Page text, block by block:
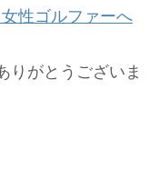
りがとうございま